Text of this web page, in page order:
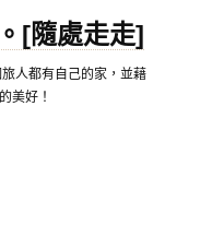
[隨處走走]
人都有自己的家，並藉
美好！